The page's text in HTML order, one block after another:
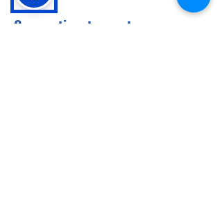
Compartir este evento